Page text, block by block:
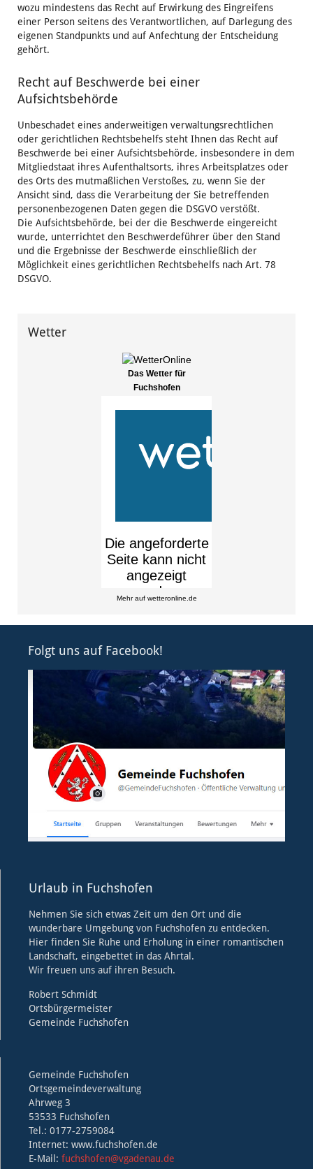
wozu mindestens das Recht auf Erwirkung des Eingreifens
einer Person seitens des Verantwortlichen, auf Darlegung des
eigenen Standpunkts und auf Anfechtung der Entscheidung
gehört.
Recht auf Beschwerde bei einer
Aufsichtsbehörde
Unbeschadet eines anderweitigen verwaltungsrechtlichen
oder gerichtlichen Rechtsbehelfs steht Ihnen das Recht auf
Beschwerde bei einer Aufsichtsbehörde, insbesondere in dem
Mitgliedstaat ihres Aufenthaltsorts, ihres Arbeitsplatzes oder
des Orts des mutmaßlichen Verstoßes, zu, wenn Sie der
Ansicht sind, dass die Verarbeitung der Sie betreffenden
personenbezogenen Daten gegen die DSGVO verstößt.
Die Aufsichtsbehörde, bei der die Beschwerde eingereicht
wurde, unterrichtet den Beschwerdeführer über den Stand
und die Ergebnisse der Beschwerde einschließlich der
Möglichkeit eines gerichtlichen Rechtsbehelfs nach Art. 78
DSGVO.
Wetter
Das Wetter für
Fuchshofen
Mehr auf wetteronline.de
Folgt uns auf Facebook!
Urlaub in Fuchshofen
Nehmen Sie sich etwas Zeit um den Ort und die
wunderbare Umgebung von Fuchshofen zu entdecken.
Hier finden Sie Ruhe und Erholung in einer romantischen
Landschaft, eingebettet in das Ahrtal.
Wir freuen uns auf ihren Besuch.
Robert Schmidt
Ortsbürgermeister
Gemeinde Fuchshofen
Gemeinde Fuchshofen
Ortsgemeindeverwaltung
Ahrweg 3
53533 Fuchshofen
Tel.: 0177-2759084
Internet: www.fuchshofen.de
E-Mail: fuchshofen@vgadenau.de